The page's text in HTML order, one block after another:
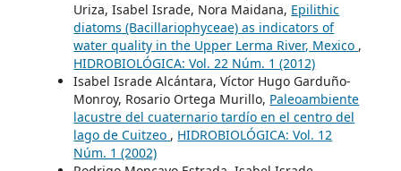
Uriza, Isabel Israde, Nora Maidana, Epilithic
diatoms (Bacillariophyceae) as indicators of
water quality in the Upper Lerma River, Mexico ,
HIDROBIOLÓGICA: Vol. 22 Núm. 1 (2012)
Isabel Israde Alcántara, Víctor Hugo Garduño-
Monroy, Rosario Ortega Murillo, Paleoambiente
lacustre del cuaternario tardío en el centro del
lago de Cuitzeo , HIDROBIOLÓGICA: Vol. 12
Núm. 1 (2002)